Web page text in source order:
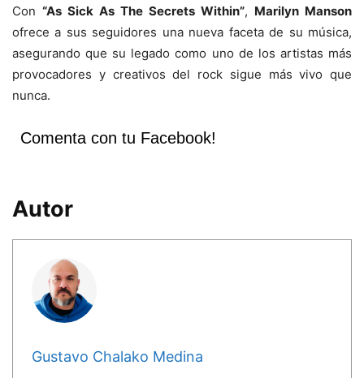
Con “As Sick As The Secrets Within”, Marilyn Manson
ofrece a sus seguidores una nueva faceta de su música,
asegurando que su legado como uno de los artistas más
provocadores y creativos del rock sigue más vivo que
nunca.
Comenta con tu Facebook!
Autor
Gustavo Chalako Medina